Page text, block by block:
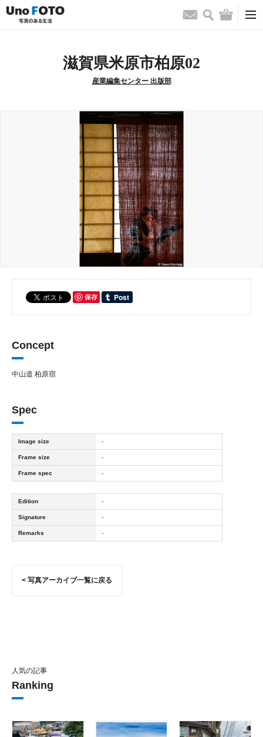
お問い合わせ
検索 バッグ
滋賀県米原市柏原02
産業編集センター 出版部
保存
Concept
中山道 柏原宿
Spec
Image size -
Frame size -
Frame spec -
Edition -
Signature -
Remarks -
< 写真アーカイブ一覧に戻る
人気の記事
Ranking